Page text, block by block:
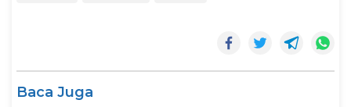
Baca Juga